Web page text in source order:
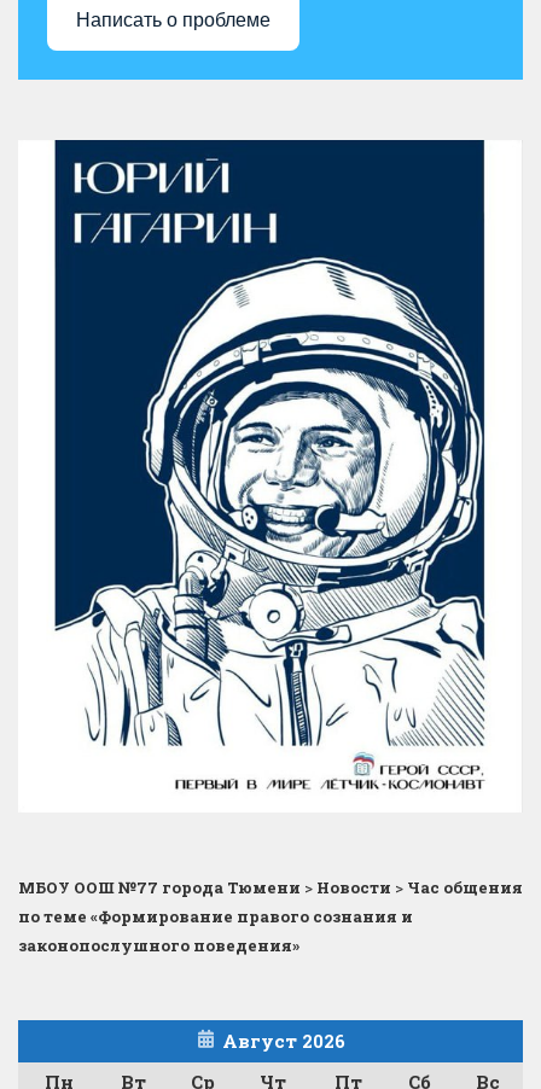
Написать о проблеме
МБОУ ООШ №77 города Тюмени > Новости > Час общения
по теме «Формирование правого сознания и
законопослушного поведения»
Август 2026
Пн
Вт Ср Чт Пт Сб
Вс